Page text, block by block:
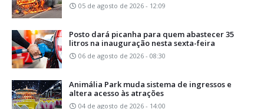
05 de agosto de 2026 - 12:09
Posto dará picanha para quem abastecer 35
litros na inauguração nesta sexta-feira
06 de agosto de 2026 - 08:30
Animália Park muda sistema de ingressos e
altera acesso às atrações
04 de agosto de 2026 - 14:00